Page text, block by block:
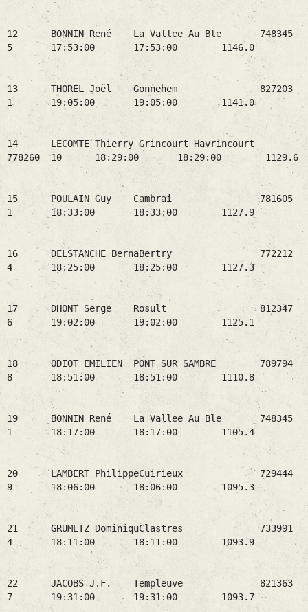
12 BONNIN René La Vallee Au Ble 748345
5 17:53:00 17:53:00 1146.0
13 THOREL Joël Gonnehem 827203
1 19:05:00 19:05:00 1141.0
14 LECOMTE Thierry Grincourt Havrincourt
778260 10 18:29:00 18:29:00 1129.6
15 POULAIN Guy Cambrai 781605
1 18:33:00 18:33:00 1127.9
16 DELSTANCHE BernaBertry 772212
4 18:25:00 18:25:00 1127.3
17 DHONT Serge Rosult 812347
6 19:02:00 19:02:00 1125.1
18 ODIOT EMILIEN PONT SUR SAMBRE 789794
8 18:51:00 18:51:00 1110.8
19 BONNIN René La Vallee Au Ble 748345
1 18:17:00 18:17:00 1105.4
20 LAMBERT PhilippeCuirieux 729444
9 18:06:00 18:06:00 1095.3
21 GRUMETZ DominiquClastres 733991
4 18:11:00 18:11:00 1093.9
22 JACOBS J.F. Templeuve 821363
7 19:31:00 19:31:00 1093.7